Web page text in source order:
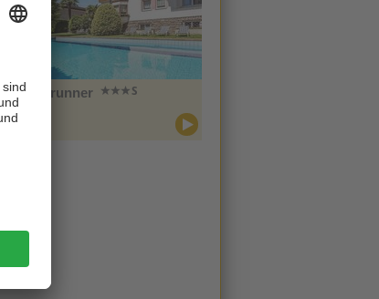
Hotel Brunner
CIN +